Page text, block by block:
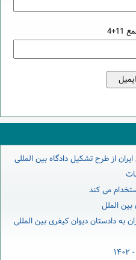
از طرح تشکیل دادگاه بین المللی
می کند
الملل
به دادستان دیوان کیفری بین المللی